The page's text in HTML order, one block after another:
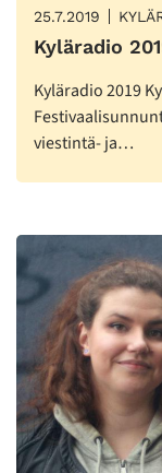
25.7.2019
Kyläradio
Kyläradio 2019
viestintä- ja…